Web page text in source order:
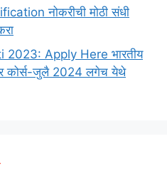
नोकरीची मोठी संधी
Apply Here भारतीय
कोर्स-जुलै 2024 लगेच येथे